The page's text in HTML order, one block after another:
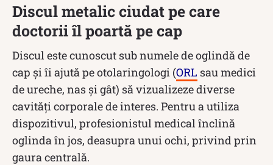
Discul metalic ciudat pe care
doctorii îl poartă pe cap
Discul este cunoscut sub numele de oglindă de
cap și îi ajută pe otolaringologi (ORL sau medici
de ureche, nas și gât) să vizualizeze diverse
cavități corporale de interes. Pentru a utiliza
dispozitivul, profesionistul medical înclină
oglinda în jos, deasupra unui ochi, privind prin
gaura centrală.